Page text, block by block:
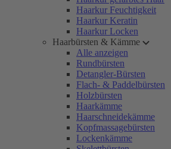
Haarkur Feuchtigkeit
Haarkur Keratin
Haarkur Locken
Haarbürsten & Kämme
Alle anzeigen
Rundbürsten
Detangler-Bürsten
Flach- & Paddelbürsten
Holzbürsten
Haarkämme
Haarschneidekämme
Kopfmassagebürsten
Lockenkämme